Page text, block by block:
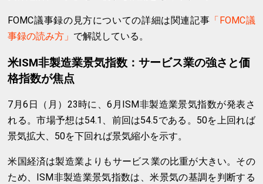
FOMC議事録の見方についての詳細は関連記事 「FOMC議
事録の読み方」 で解説している。
米ISM非製造業景気指数：サービス業の強さと価
格指数が焦点
7月6日（月）23時に、6月ISM非製造業景気指数が発表さ
れる。市場予想は54.1、前回は54.5である。50を上回れば
景気拡大、50を下回れば景気縮小を示す。
米国経済は製造業よりもサービス業の比重が大きい。その
ため、ISM非製造業景気指数は、米景気の基調を判断する